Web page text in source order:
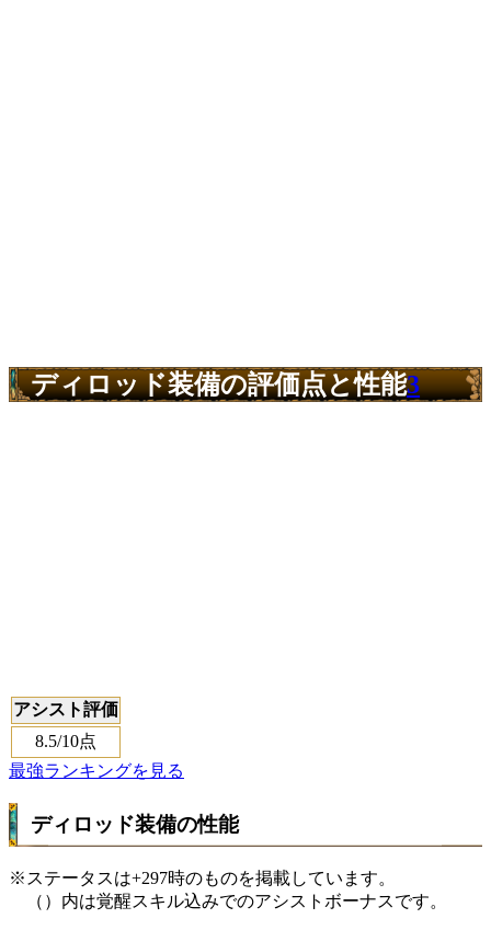
ディロッド装備の評価点と性能3
アシスト評価
8.5/10点
最強ランキングを見る
ディロッド装備の性能
※ステータスは+297時のものを掲載しています。
（）内は覚醒スキル込みでのアシストボーナスです。